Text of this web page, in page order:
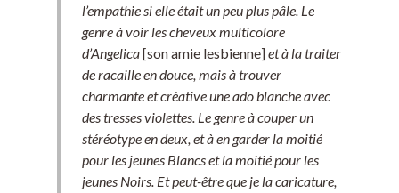
l’empathie si elle était un peu plus pâle. Le
genre à voir les cheveux multicolore
d’Angelica[son amie lesbienne]et à la traiter
de racaille en douce, mais à trouver
charmante et créative une ado blanche avec
des tresses violettes. Le genre à couper un
stéréotype en deux, et à en garder la moitié
pour les jeunes Blancs et la moitié pour les
jeunes Noirs. Et peut-être que je la caricature,